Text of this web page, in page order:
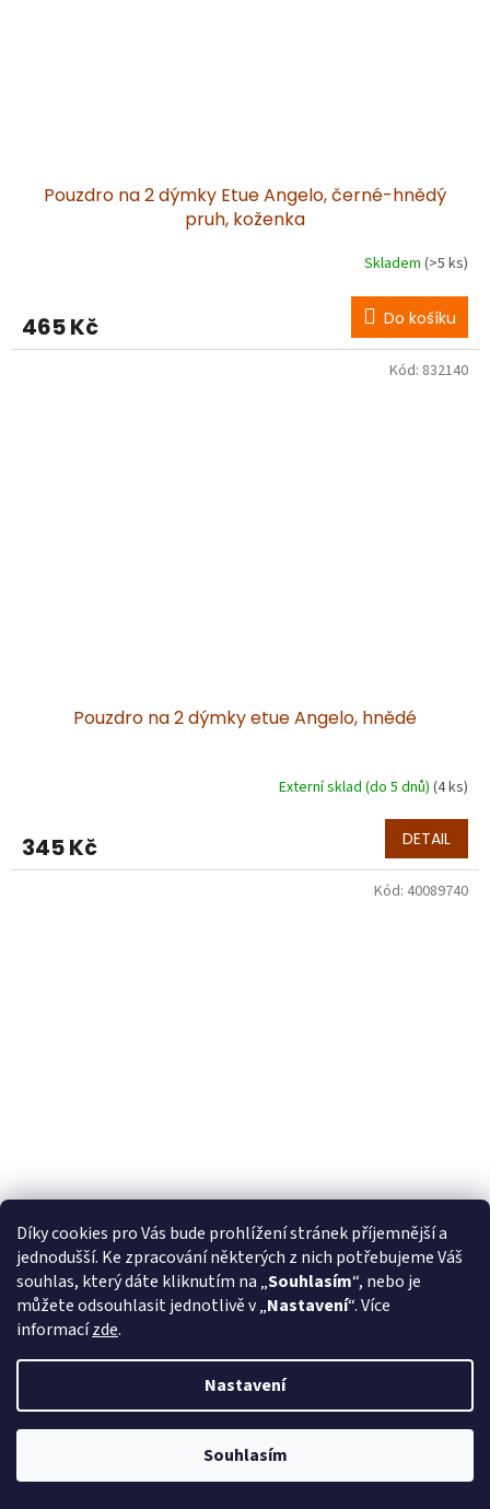
Díky cookies pro Vás bude prohlížení stránek příjemnější a
jednodušší. Ke zpracování některých z nich potřebujeme Váš
souhlas, který dáte kliknutím na „Souhlasím“, nebo je
můžete odsouhlasit jednotlivě v „Nastavení“. Více
informacízde.
Nastavení
Souhlasím
Při procesu objednávání bude ověřeno, zda jste starší 18ti let pomocí
bankovní identity. Při převzetí zboží od kurýra bude také ověřeno, zda
Pouzdro na 2 dýmky Etue Angelo, černé-hnědý
pruh, koženka
Skladem (>5 ks)
465 Kč Do košíku
Pouzdro na 2 dýmky etue Angelo, hnědé
Externí sklad (do 5 dnů) (4 ks)
345 Kč DETAIL
Kód: 832140
Pouzdro na 2 dýmky etue Crocco, hnědá kůže
Skladem
1 400 Kč DETAIL
Kód: 40089740
Kód:33288